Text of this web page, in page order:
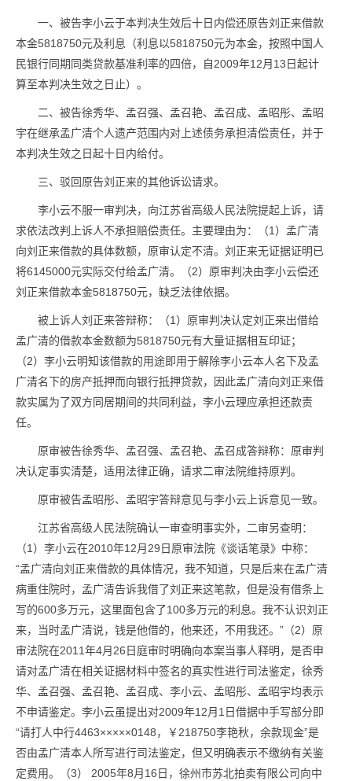
一、被告李小云于本判决生效后十日内偿还原告刘正来借款
本金5818750元及利息（利息以5818750元为本金，按照中国人
民银行同期同类贷款基准利率的四倍，自2009年12月13日起计
算至本判决生效之日止）。
二、被告徐秀华、孟召强、孟召艳、孟召成、孟昭彤、孟昭
宇在继承孟广清个人遗产范围内对上述债务承担清偿责任，并于
本判决生效之日起十日内给付。
三、驳回原告刘正来的其他诉讼请求。
李小云不服一审判决，向江苏省高级人民法院提起上诉，请
求依法改判上诉人不承担赔偿责任。主要理由为：（1）孟广清
向刘正来借款的具体数额，原审认定不清。刘正来无证据证明已
将6145000元实际交付给孟广清。（2）原审判决由李小云偿还
刘正来借款本金5818750元，缺乏法律依据。
被上诉人刘正来答辩称：（1）原审判决认定刘正来出借给
孟广清的借款本金数额为5818750元有大量证据相互印证；
（2）李小云明知该借款的用途即用于解除李小云本人名下及孟
广清名下的房产抵押而向银行抵押贷款，因此孟广清向刘正来借
款实属为了双方同居期间的共同利益，李小云理应承担还款责
任。
原审被告徐秀华、孟召强、孟召艳、孟召成答辩称：原审判
决认定事实清楚，适用法律正确，请求二审法院维持原判。
原审被告孟昭彤、孟昭宇答辩意见与李小云上诉意见一致。
江苏省高级人民法院确认一审查明事实外，二审另查明：
（1）李小云在2010年12月29日原审法院《谈话笔录》中称：
“孟广清向刘正来借款的具体情况，我不知道，只是后来在孟广清
病重住院时，孟广清告诉我借了刘正来这笔款，但是没有借条上
写的600多万元，这里面包含了100多万元的利息。我不认识刘正
来，当时孟广清说，钱是他借的，他来还，不用我还。”（2）原
审法院在2011年4月26日庭审时明确向本案当事人释明，是否申
请对孟广清在相关证据材料中签名的真实性进行司法鉴定，徐秀
华、孟召强、孟召艳、孟召成、李小云、孟昭彤、孟昭宇均表示
不申请鉴定。李小云虽提出对2009年12月1日借据中手写部分即
“请打人中行4463×××××0148，￥218750李艳秋，余款现金”是
否由孟广清本人所写进行司法鉴定，但又明确表示不缴纳有关鉴
定费用。（3） 2005年8月16日，徐州市苏北拍卖有限公司向中